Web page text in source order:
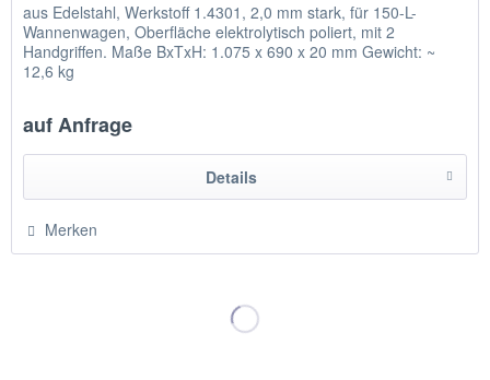
aus Edelstahl, Werkstoff 1.4301, 2,0 mm stark, für 150-L-
Wannenwagen, Oberfläche elektrolytisch poliert, mit 2
Handgriffen. Maße BxTxH: 1.075 x 690 x 20 mm Gewicht: ~
12,6 kg
auf Anfrage
Details
Merken